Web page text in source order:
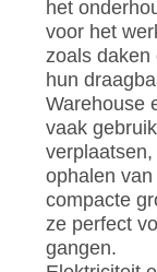
SITEMAP
PRIVACY
POLICY
het
voor het
zoals
hun
Warehouse
vaak
ophalen
compacte
ze perfect
gangen.